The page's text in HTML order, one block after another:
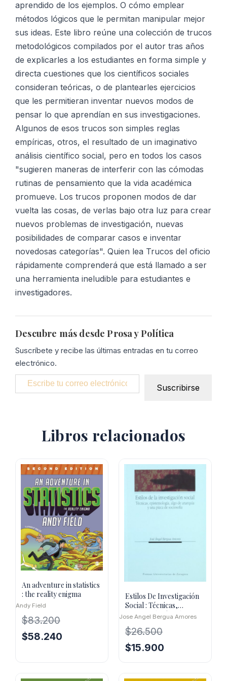
aprendido de los ejemplos. O cómo emplear
métodos lógicos que le permitan manipular mejor
sus ideas. Este libro reúne una colección de trucos
metodológicos compilados por el autor tras años
de explicarles a los estudiantes en forma simple y
directa cuestiones que los científicos sociales
consideran teóricas, o de plantearles ejercicios
que les permitieran inventar nuevos modos de
pensar lo que aprendían en sus investigaciones.
Algunos de esos trucos son simples reglas
empíricas, otros, el resultado de un imaginativo
análisis científico social, pero en todos los casos
"sugieren maneras de interferir con las cómodas
rutinas de pensamiento que la vida académica
promueve. Los trucos proponen modos de dar
vuelta las cosas, de verlas bajo otra luz para crear
nuevos problemas de investigación, nuevas
posibilidades de comparar casos e inventar
novedosas categorías". Quien lea Trucos del oficio
rápidamente comprenderá que está llamado a ser
una herramienta ineludible para estudiantes e
investigadores.
Descubre más desde Prosa y Política
Suscríbete y recibe las últimas entradas en tu correo
electrónico.
Escribe tu correo electrónico…
Suscribirse
Libros relacionados
An adventure in statistics
: the reality enigma
Andy Field
$83.200
El
$58.240
Estilos De Investigación
Social : Técnicas,
Epistemología, Algo De
Jose Angel Bergua Amores
$26.500
El
$15.900